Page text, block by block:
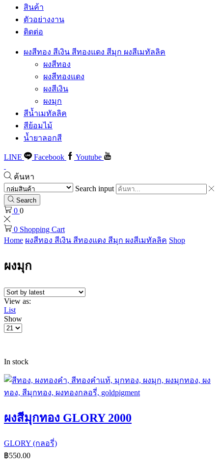
สินค้า
ตัวอย่างงาน
ติดต่อ
ผงสีทอง สีเงิน สีทองแดง สีมุก ผงสีเมทัลลิค
ผงสีทอง
ผงสีทองแดง
ผงสีเงิน
ผงมุก
สีน้ำเมทัลลิค
สีย้อมไม้
น้ำยาลอกสี
LINE Facebook Youtube
ค้นหา
Search input
Search
0 0
0 Shopping Cart
Home ผงสีทอง สีเงิน สีทองแดง สีมุก ผงสีเมทัลลิค Shop
ผงมุก
View as:
List
Show
In stock
ผงสีมุกทอง GLORY 2000
GLORY (กลอรี่)
฿550.00